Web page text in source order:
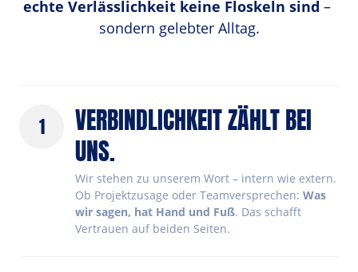
echte Verlässlichkeit keine Floskeln sind –
sondern gelebter Alltag.
1
VERBINDLICHKEIT ZÄHLT BEI
UNS.
Wir stehen zu unserem Wort – intern wie extern.
Ob Projektzusage oder Teamversprechen: Was
wir sagen, hat Hand und Fuß. Das schafft
Vertrauen auf beiden Seiten.